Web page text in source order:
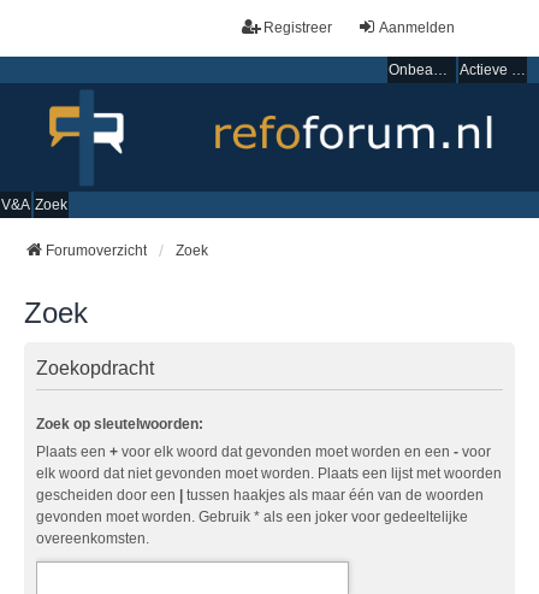
Aanmelden
Registreer
Onbeantwoorde onderwerpen Actieve onderwerpen
V&A Zoek
Forumoverzicht Zoek
Zoek
Zoekopdracht
Zoek op sleutelwoorden:
Plaats een + voor elk woord dat gevonden moet worden en een - voor
elk woord dat niet gevonden moet worden. Plaats een lijst met woorden
gescheiden door een | tussen haakjes als maar één van de woorden
gevonden moet worden. Gebruik * als een joker voor gedeeltelijke
overeenkomsten.